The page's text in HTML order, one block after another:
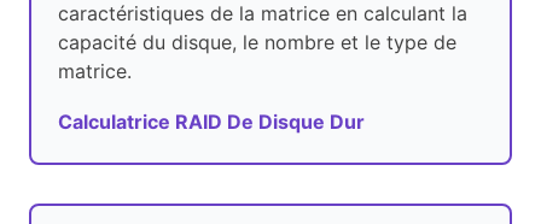
caractéristiques de la matrice en calculant la
capacité du disque, le nombre et le type de
matrice.
Calculatrice RAID De Disque Dur